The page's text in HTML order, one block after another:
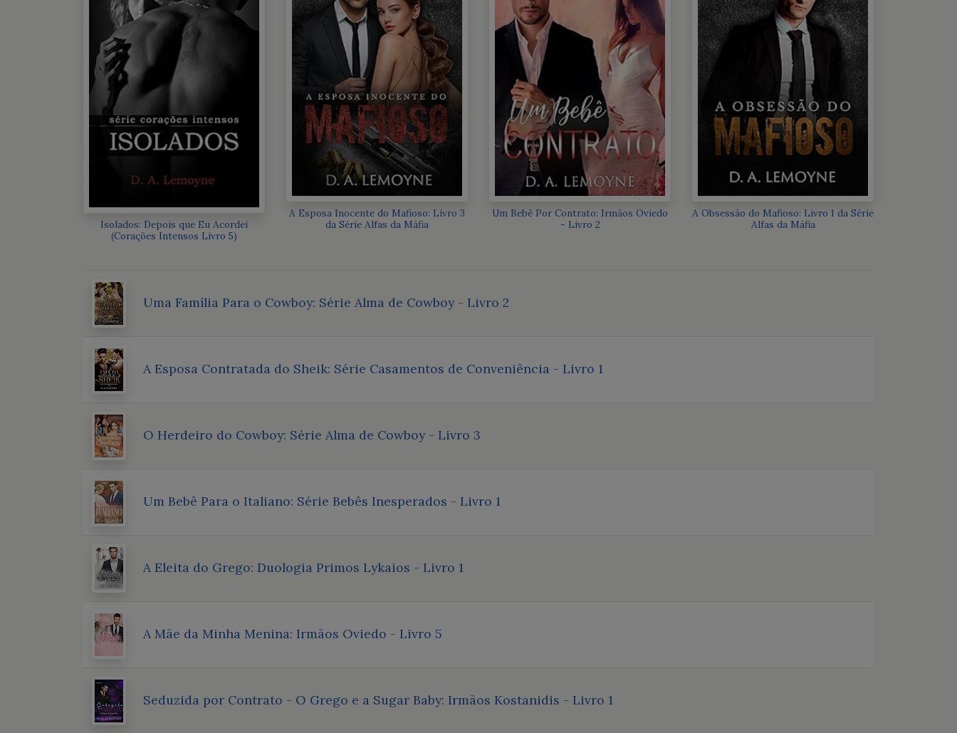
Isolados: Depois que Eu Acordei
(Corações Intensos Livro 5)
A Esposa Inocente do Mafioso: Livro 3
da Série Alfas da Máfia
Um Bebê Por Contrato: Irmãos Oviedo
- Livro 2
A Obsessão do Mafioso: Livro 1 da Série
Alfas da Máfia
Uma Família Para o Cowboy: Série Alma de Cowboy - Livro 2
A Esposa Contratada do Sheik: Série Casamentos de Conveniência - Livro 1
O Herdeiro do Cowboy: Série Alma de Cowboy - Livro 3
Um Bebê Para o Italiano: Série Bebês Inesperados - Livro 1
A Eleita do Grego: Duologia Primos Lykaios - Livro 1
A Mãe da Minha Menina: Irmãos Oviedo - Livro 5
Seduzida por Contrato - O Grego e a Sugar Baby: Irmãos Kostanidis - Livro 1